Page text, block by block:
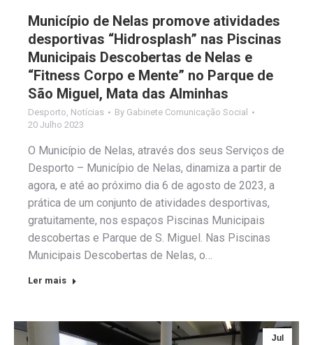
Município de Nelas promove atividades
desportivas “Hidrosplash” nas Piscinas
Municipais Descobertas de Nelas e
“Fitness Corpo e Mente” no Parque de
São Miguel, Mata das Alminhas
Desporto Notícias By Gabinete Comunicação Social
20 Julho 2023
O Município de Nelas, através dos seus Serviços de
Desporto – Município de Nelas, dinamiza a partir de
agora, e até ao próximo dia 6 de agosto de 2023, a
prática de um conjunto de atividades desportivas,
gratuitamente, nos espaços Piscinas Municipais
descobertas e Parque de S. Miguel. Nas Piscinas
Municipais Descobertas de Nelas, o…
Ler mais
Jul